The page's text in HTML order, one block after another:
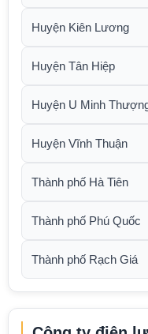
Huyện Kiên Lương
Huyện Tân Hiệp
Huyện U Minh
Huyện Vĩnh Thuận
Thành phố Hà Tiên
Thành phố Phú Quốc
Thành phố Rạch Giá